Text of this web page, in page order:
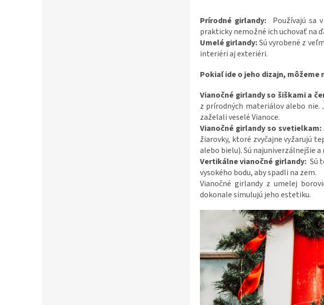
Prírodné girlandy: Používajú sa
prakticky nemožné ich uchovať na
Umelé girlandy:Sú vyrobené z
interiéri aj exteriéri.
Pokiaľ ide o jeho dizajn, môžeme
Vianočné girlandy so šiškami a
z prírodných materiálov alebo nie.
zaželali veselé Vianoce.
Vianočné girlandy so svetielkam:
žiarovky, ktoré zvyčajne vyžarujú
alebo bielu). Sú najuniverzálnejšie
Vertikálne vianočné girlandy: Sú
vysokého bodu, aby spadli na zem.
Vianočné girlandy z umelej
dokonale simulujú jeho estetiku.